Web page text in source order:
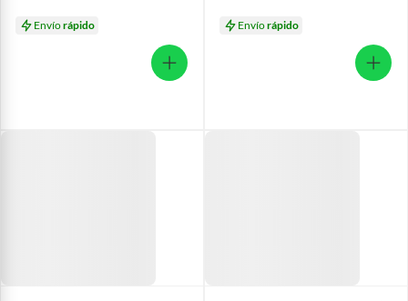
Envíorápido Envíorápido